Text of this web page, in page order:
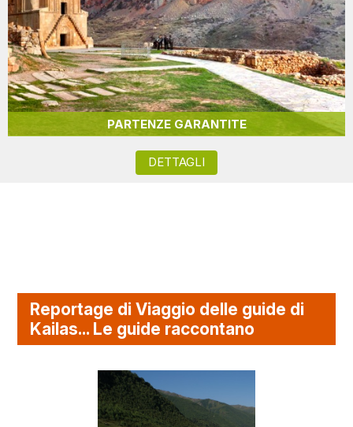
PARTENZE GARANTITE
DETTAGLI
Reportage di Viaggio delle guide di
Kailas... Le guide raccontano